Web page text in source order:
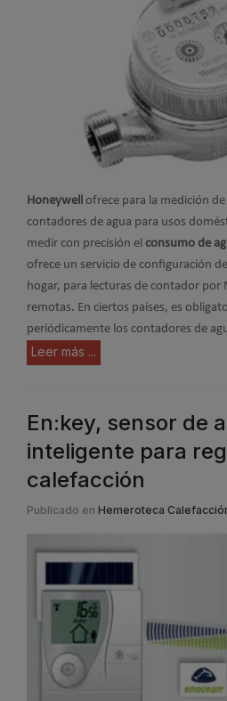
Honeywell ofrece para la medición
contadores de agua para usos
medir con precisión el consumo de
ofrece un servicio de configuración
hogar, para lecturas de contador por
remotas. En ciertos países, es
periódicamente los contadores de
Leer más ...
En:key, sensor de
inteligente para
calefacción
Publicado en Hemeroteca